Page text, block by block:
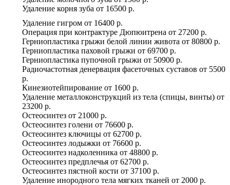
Удаление корня зуба от 16500 р.
Удаление гигром от 16400 р.
Операция при контрактуре Дюпюитрена от 27200 р.
Герниопластика грыжи белой линии живота от 80800 р.
Герниопластика паховой грыжи от 69700 р.
Герниопластика пупочной грыжи от 50900 р.
Радиочастотная денервация фасеточных суставов от 5500
р.
Кинезиотейпирование от 1600 р.
Удаление металлоконструкций из тела (спицы, винты) от
23200 р.
Остеосинтез от 21000 р.
Остеосинтез голени от 76600 р.
Остеосинтез ключицы от 62700 р.
Остеосинтез лодыжки от 76600 р.
Остеосинтез надколенника от 48800 р.
Остеосинтез предплечья от 62700 р.
Остеосинтез пястной кости от 37100 р.
Удаление инородного тела мягких тканей от 2000 р.